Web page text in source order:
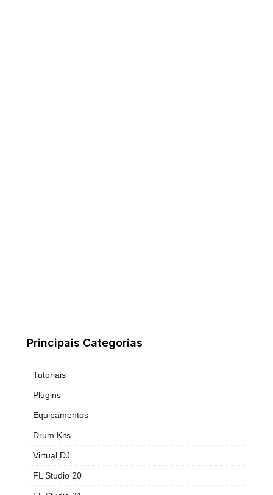
Principais Categorias
Tutoriais
Plugins
Equipamentos
Drum Kits
Virtual DJ
FL Studio 20